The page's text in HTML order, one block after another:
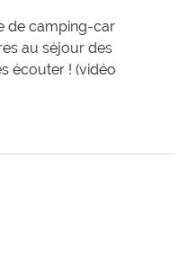
de camping-car
au séjour des
écouter ! (vidéo